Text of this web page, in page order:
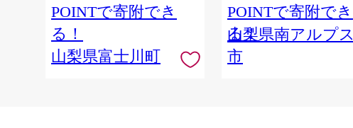
萄 大粒 種なし 先行予約 富士
川町 10000円 一万円 9000円
九千円
POINTで寄附でき
る！
山梨県富士川町
POINTで寄附でき
る！
山梨県南アルプス
市